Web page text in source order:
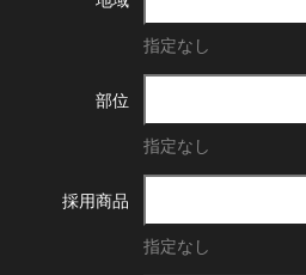
指定なし
部位
指定なし
採用商品
指定なし